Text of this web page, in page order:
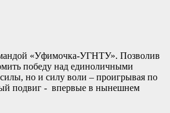
«Уфимочка-УГНТУ». Позволив
победу над единоличными
но и силу воли – проигрывая по
подвиг - впервые в нынешнем